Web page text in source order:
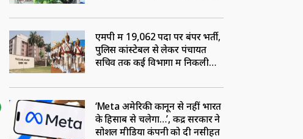
एमपी में 19,062 पदों पर बंपर भर्ती,
पुलिस कांस्टेबल से लेकर पंचायत
सचिव तक कई विभागों में निकली
‘Meta अमेरिकी कानून से नहीं भारत
के हिसाब से चलेगा…’, केंद्र सरकार ने
सोशल मीडिया कंपनी को दी नसीहत